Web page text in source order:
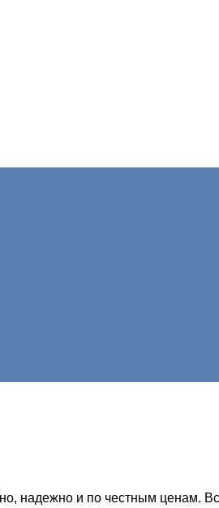
надежно и по честным ценам.